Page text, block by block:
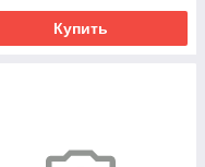
Купить